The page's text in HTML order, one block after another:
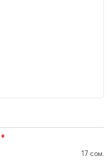
17 сом.